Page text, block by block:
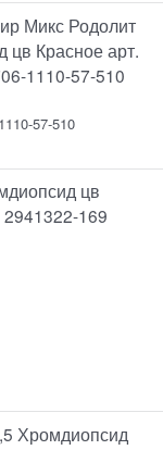
Микс Родолит
цв Красное арт.
1110-57-510
57-510
цв
2941322-169
Хромдиопсид